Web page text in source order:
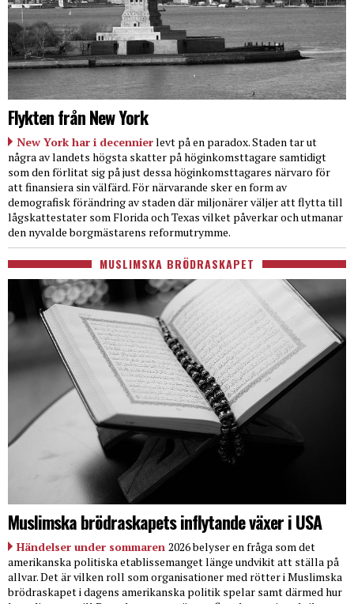
Flykten från New York
New York har i decennierlevt på en paradox. Staden tar ut
några av landets högsta skatter på höginkomsttagare samtidigt
som den förlitat sig på just dessa höginkomsttagares närvaro för
att finansiera sin välfärd. För närvarande sker en form av
demografisk förändring av staden där miljonärer väljer att flytta till
lågskattestater som Florida och Texas vilket påverkar och utmanar
den nyvalde borgmästarens reformutrymme.
MUSLIMSKA BRÖDRASKAPET
Muslimska brödraskapets inflytande växer i USA
Händelser under sommaren 2026 belyser en fråga som det
amerikanska politiska etablissemanget länge undvikit att ställa på
allvar. Det är vilken roll som organisationer med rötter i Muslimska
brödraskapet i dagens amerikanska politik spelar samt därmed hur